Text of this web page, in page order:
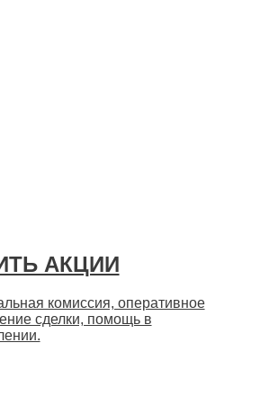
АКЦИИ
комиссия, оперативное
сделки, помощь в